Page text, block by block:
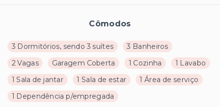
Cômodos
3 Dormitórios, sendo 3 suítes
3 Banheiros
2 Vagas
Garagem Coberta 1 Cozinha
1 Lavabo
1 Sala de jantar
1 Sala de estar
1 Área de serviço
1 Dependência p/empregada